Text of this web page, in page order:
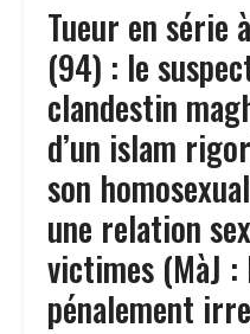
Tueur en série
(94) : le
clandestin
d’un islam
son
une relation
victimes (MàJ
pénalement